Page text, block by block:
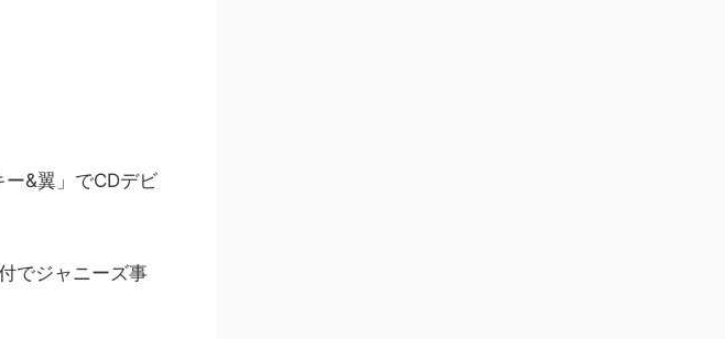
&翼」でCDデビ
でジャニーズ事